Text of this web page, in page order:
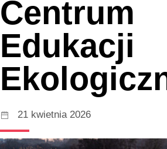
Centrum
Edukacji
21 kwietnia 2026